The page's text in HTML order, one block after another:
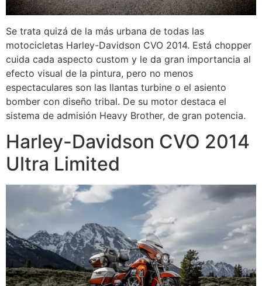
Se trata quizá de la más urbana de todas las
motocicletas Harley-Davidson CVO 2014. Está chopper
cuida cada aspecto custom y le da gran importancia al
efecto visual de la pintura, pero no menos
espectaculares son las llantas turbine o el asiento
bomber con diseño tribal. De su motor destaca el
sistema de admisión Heavy Brother, de gran potencia.
Harley-Davidson CVO 2014
Ultra Limited